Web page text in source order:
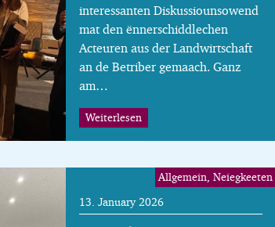
interessanten Diskussiounsowend
mat den ënnerschiddlechen
Acteuren aus der Landwirtschaft
an de Betriber gemaach. Ganz
am…
Weiterlesen
13. January 2026
Allgemein, Neiegkeeten